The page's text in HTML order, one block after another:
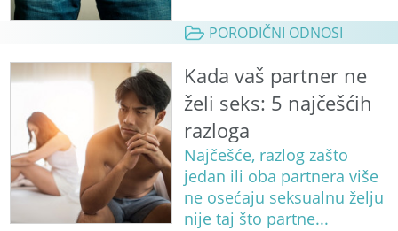
PORODIČNI ODNOSI
Kada vaš partner ne
želi seks: 5 najčešćih
razloga
Najčešće, razlog zašto
jedan ili oba partnera više
ne osećaju seksualnu želju
nije taj što partne...